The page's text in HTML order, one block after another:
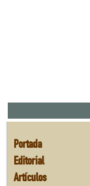
Portada
Editorial
Artículos